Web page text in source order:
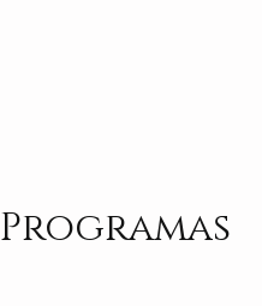
Programas